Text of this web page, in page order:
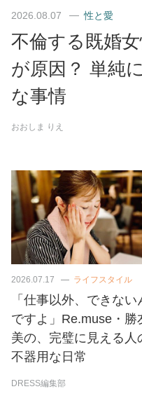
2026.08.07 性と愛
不倫する既婚
が原因？ 単純
な事情
おおしま りえ
2026.07.17 ライフスタイル
「仕事以外、できない
ですよ」Re.muse・勝
美の、完璧に見える人
不器用な日常
DRESS編集部